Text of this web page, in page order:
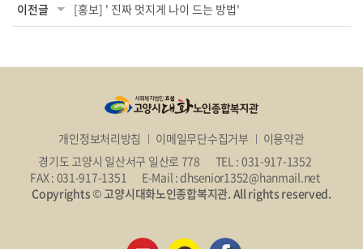
이전글 [홍보] ' 진짜 멋지게 나이 드는 방법'
개인정보처리방침 이메일무단수집거부
이용약관
경기도 고양시 일산서구 일산로 778
TEL : 031-917-1352
FAX : 031-917-1351
E-Mail : dhsenior1352@hanmail.net
Copyrights © 고양시대화노인종합복지관. All rights reserved.